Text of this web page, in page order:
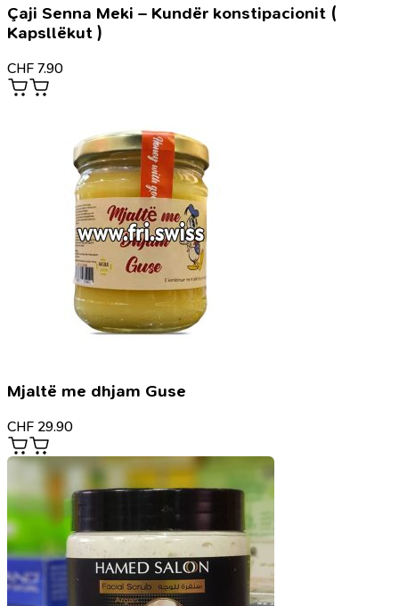
Çaji Senna Meki – Kundër konstipacionit (
Kapsllëkut )
CHF 7.90
Mjaltë me dhjam Guse
CHF 29.90